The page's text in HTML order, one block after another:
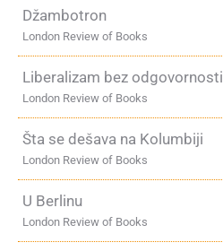
Džambotron
London Review of Books
Liberalizam bez odgovornosti
London Review of Books
Šta se dešava na Kolumbiji
London Review of Books
U Berlinu
London Review of Books